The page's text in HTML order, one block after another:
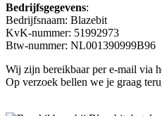
Bedrijfsgegevens:
Bedrijfsnaam: Blazebit
KvK-nummer: 51992973
Btw-nummer: NL001390999B96
Wij zijn bereikbaar per e-mail via
Op verzoek bellen we je graag